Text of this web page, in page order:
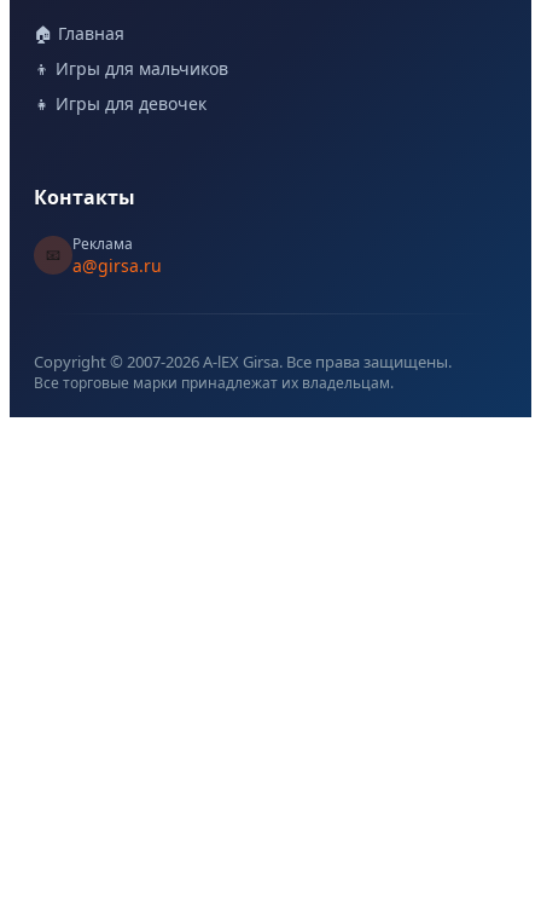
🏠 Главная
👦 Игры для мальчиков
👧 Игры для девочек
Контакты
📧
Реклама
a@girsa.ru
Copyright © 2007-2026A-lEX Girsa. Все права защищены.
Все торговые марки принадлежат их владельцам.